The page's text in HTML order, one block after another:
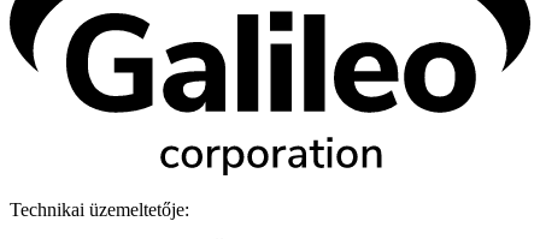
Technikai üzemeltetője: